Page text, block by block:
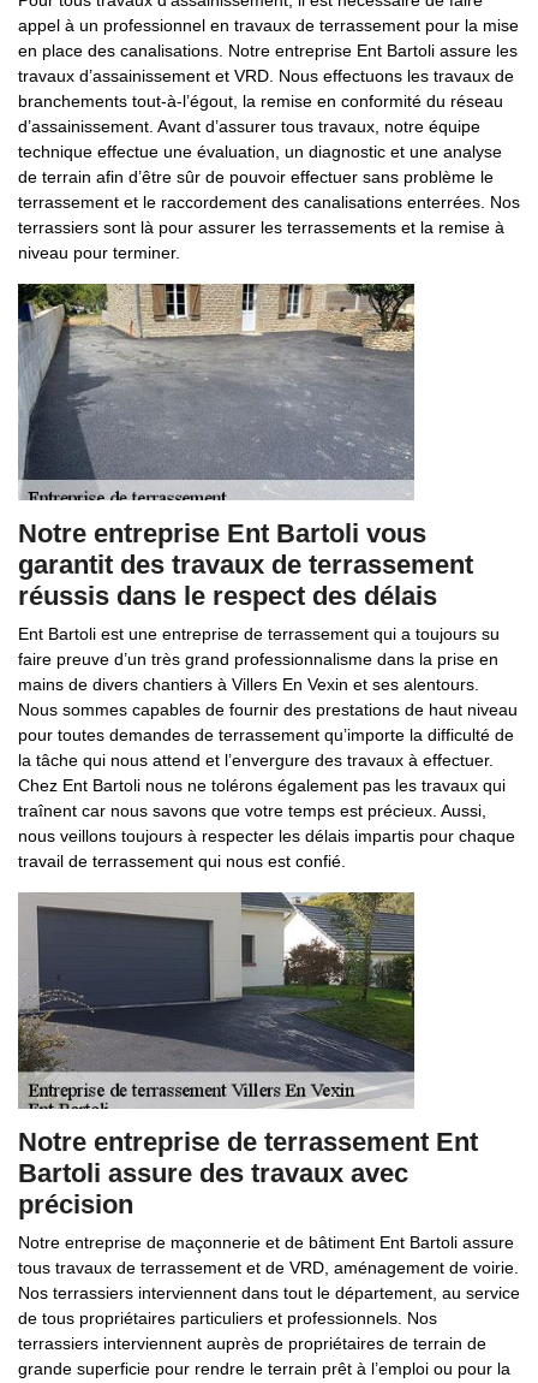
appel à un professionnel en travaux de terrassement pour la mise
en place des canalisations. Notre entreprise Ent Bartoli assure les
travaux d’assainissement et VRD. Nous effectuons les travaux de
branchements tout-à-l’égout, la remise en conformité du réseau
d’assainissement. Avant d’assurer tous travaux, notre équipe
technique effectue une évaluation, un diagnostic et une analyse
de terrain afin d’être sûr de pouvoir effectuer sans problème le
terrassement et le raccordement des canalisations enterrées. Nos
terrassiers sont là pour assurer les terrassements et la remise à
niveau pour terminer.
Notre entreprise Ent Bartoli vous
garantit des travaux de terrassement
réussis dans le respect des délais
Ent Bartoli est une entreprise de terrassement qui a toujours su
faire preuve d’un très grand professionnalisme dans la prise en
mains de divers chantiers à Villers En Vexin et ses alentours.
Nous sommes capables de fournir des prestations de haut niveau
pour toutes demandes de terrassement qu’importe la difficulté de
la tâche qui nous attend et l’envergure des travaux à effectuer.
Chez Ent Bartoli nous ne tolérons également pas les travaux qui
traînent car nous savons que votre temps est précieux. Aussi,
nous veillons toujours à respecter les délais impartis pour chaque
travail de terrassement qui nous est confié.
Notre entreprise de terrassement Ent
Bartoli assure des travaux avec
précision
Notre entreprise de maçonnerie et de bâtiment Ent Bartoli assure
tous travaux de terrassement et de VRD, aménagement de voirie.
Nos terrassiers interviennent dans tout le département, au service
de tous propriétaires particuliers et professionnels. Nos
terrassiers interviennent auprès de propriétaires de terrain de
grande superficie pour rendre le terrain prêt à l’emploi ou pour la